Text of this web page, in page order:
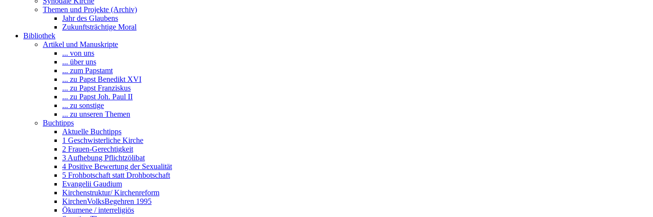
Themen und Projekte (Archiv)
Jahr des Glaubens
Zukunftsträchtige Moral
Bibliothek
Artikel und Manuskripte
... von uns
... über uns
... zum Papstamt
... zu Papst Benedikt XVI
... zu Papst Franziskus
... zu Papst Joh. Paul II
... zu sonstige
... zu unseren Themen
Buchtipps
Aktuelle Buchtipps
1 Geschwisterliche Kirche
2 Frauen-Gerechtigkeit
3 Aufhebung Pflichtzölibat
4 Positive Bewertung der Sexualität
5 Frohbotschaft statt Drohbotschaft
Evangelii Gaudium
Kirchenstruktur/ Kirchenreform
KirchenVolksBegehren 1995
Ökumene / interreligiös